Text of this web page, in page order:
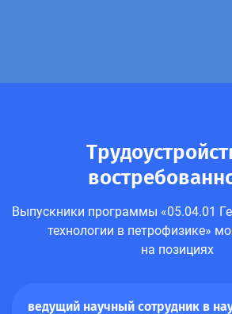
Выпускники программы «05.04.01
технологии в петрофизике»
на позициях
ведущий научный сотрудник в